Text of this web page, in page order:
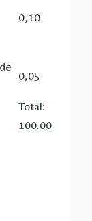
0,10
0,05
Total:
100.00